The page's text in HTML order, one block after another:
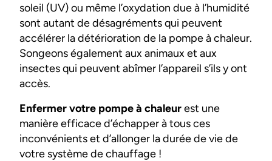
soleil (UV) ou même l’oxydation due à l’humidité
sont autant de désagréments qui peuvent
accélérer la détérioration de la pompe à chaleur.
Songeons également aux animaux et aux
insectes qui peuvent abîmer l’appareil s’ils y ont
accès.
Enfermer votre pompe à chaleurest une
manière efficace d’échapper à tous ces
inconvénients et d’allonger la durée de vie de
votre système de chauffage !